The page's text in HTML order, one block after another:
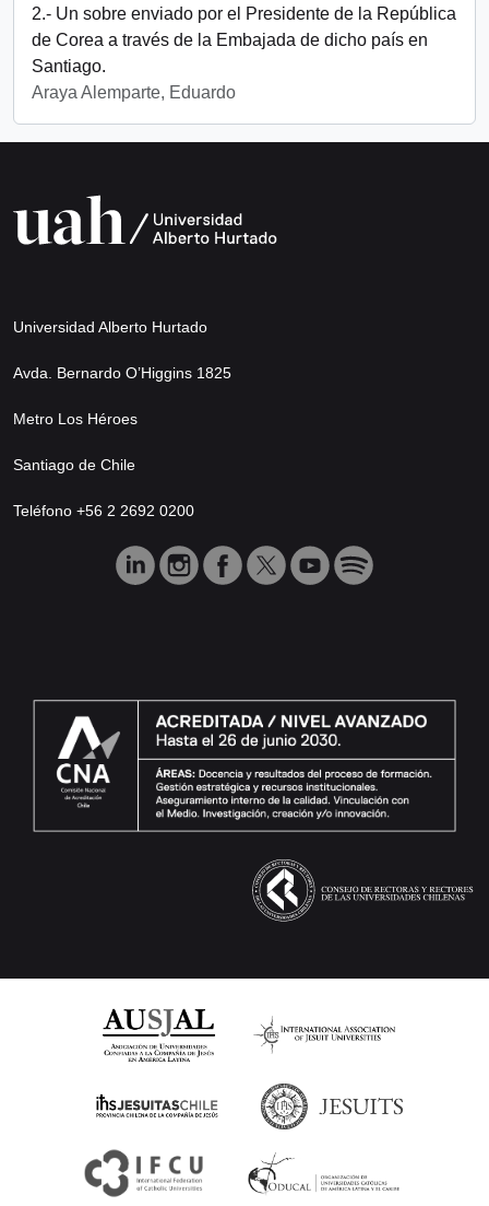
2.- Un sobre enviado por el Presidente de la República
de Corea a través de la Embajada de dicho país en
Santiago.
Araya Alemparte, Eduardo
Universidad Alberto Hurtado
Avda. Bernardo O’Higgins 1825
Metro Los Héroes
Santiago de Chile
Teléfono +56 2 2692 0200